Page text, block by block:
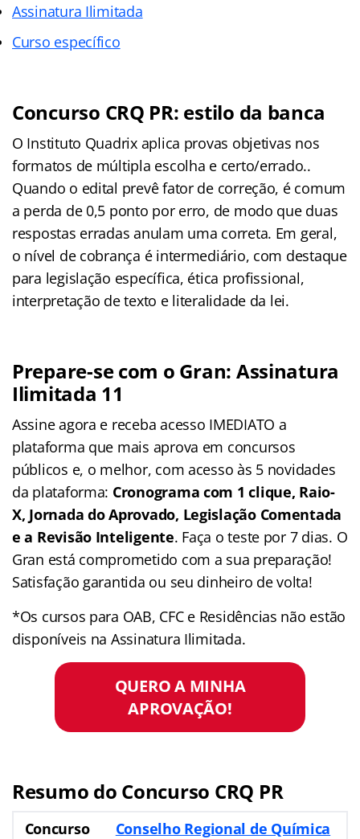
Assinatura Ilimitada
Curso específico
Concurso CRQ PR: estilo da banca
O Instituto Quadrix aplica provas objetivas nos
formatos de múltipla escolha e certo/errado..
Quando o edital prevê fator de correção, é comum
a perda de 0,5 ponto por erro, de modo que duas
respostas erradas anulam uma correta. Em geral,
o nível de cobrança é intermediário, com destaque
para legislação específica, ética profissional,
interpretação de texto e literalidade da lei.
Prepare-se com o Gran: Assinatura
Ilimitada 11
Assine agora e receba acesso IMEDIATO a
plataforma que mais aprova em concursos
públicos e, o melhor, com acesso às 5 novidades
da plataforma: Cronograma com 1 clique, Raio-
X, Jornada do Aprovado, Legislação Comentada
e a Revisão Inteligente. Faça o teste por 7 dias. O
Gran está comprometido com a sua preparação!
Satisfação garantida ou seu dinheiro de volta!
*Os cursos para OAB, CFC e Residências não estão
disponíveis na Assinatura Ilimitada.
QUERO A MINHA
APROVAÇÃO!
Resumo do Concurso CRQ PR
Concurso
Conselho Regional de Química